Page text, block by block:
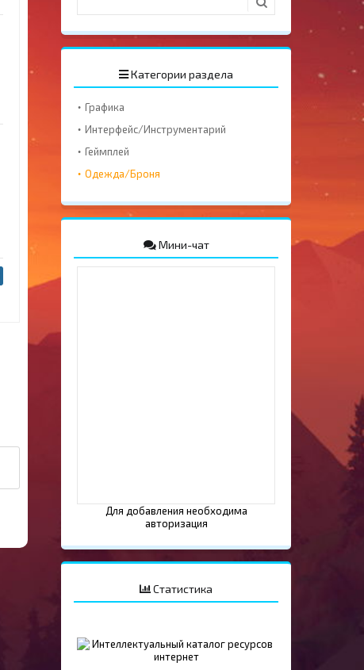
Категории раздела
Графика
Интерфейс/Инструментарий
Геймплей
Одежда/Броня
Мини-чат
Для добавления необходима
авторизация
Статистика